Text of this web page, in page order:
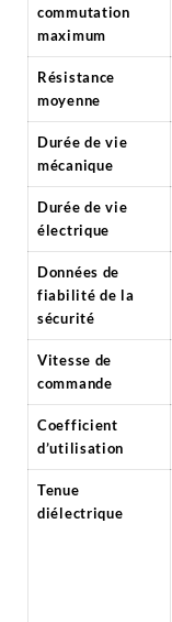
commutation
maximum
Résistance
moyenne
Durée de vie
mécanique
Durée de vie
électrique
Données de
fiabilité de la
sécurité
Vitesse de
commande
Coefficient
d’utilisation
Tenue
diélectrique